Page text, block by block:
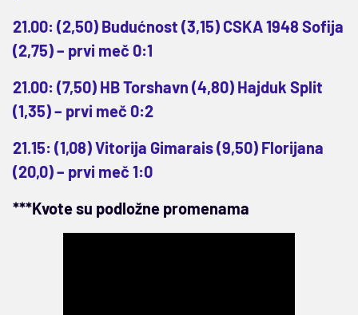
21.00: (2,50) Budućnost (3,15) CSKA 1948 Sofija
(2,75) – prvi meč 0:1
21.00: (7,50) HB Torshavn (4,80) Hajduk Split
(1,35) – prvi meč 0:2
21.15: (1,08) Vitorija Gimarais (9,50) Florijana
(20,0) – prvi meč 1:0
***Kvote su podložne promenama